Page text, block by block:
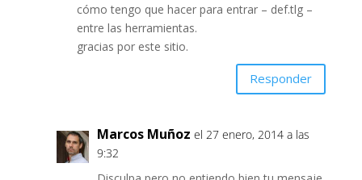
cómo tengo que hacer para entrar – def.tlg –
entre las herramientas.
gracias por este sitio.
Responder
Marcos Muñoz el 27 enero, 2014 a las
9:32